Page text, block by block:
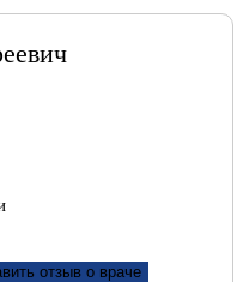
отзыв о враче